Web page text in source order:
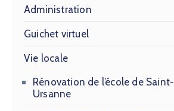
Administration
Guichet virtuel
Vie locale
Rénovation de l’école de Saint-
Ursanne